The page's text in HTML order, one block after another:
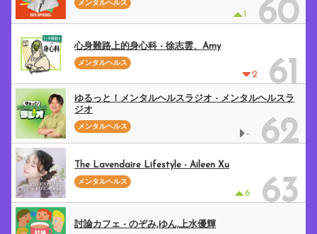
1 60
メンタルヘルス
2 61
心身難路上的身心科 - 徐志雲、Amy
メンタルヘルス
- 62
ゆるっと！メンタルヘルスラジオ - メンタルヘルスラ
ジオ
メンタルヘルス
6 63
The Lavendaire Lifestyle - Aileen Xu
メンタルヘルス
討論カフェ - のぞみ,ゆん,上水優輝